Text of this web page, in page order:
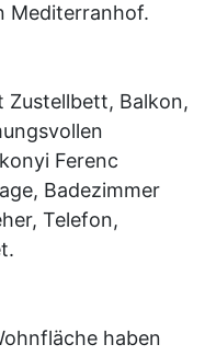
Mediterranhof.
Zustellbett, Balkon,
Ferenc
Badezimmer
Telefon,
haben